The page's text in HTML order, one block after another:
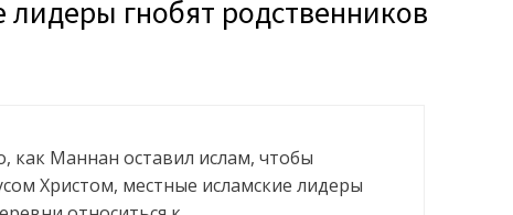
гнобят родственников
как Маннан оставил ислам, чтобы
Христом, местные исламские лидеры